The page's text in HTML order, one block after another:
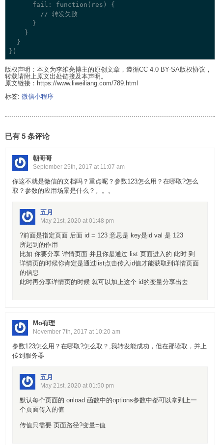
      fail: function(res) {
        // 转发失败
      }
    }
  }
版权声明：本文为李维亮博主的原创文章，遵循CC 4.0 BY-SA版权协议，
转载请附上原文出处链接及本声明。
原文链接：https://www.liweiliang.com/789.html
标签: 微信小程序
已有 5 条评论
朝哥哥
September 25th, 2017 at 11:07 am
你这不就是微信的文档吗？重点呢？参数123怎么用？在哪取?怎么
取？参数的应用场景是什么？。。。
五月
May 21st, 2020 at 01:48 pm
?前面是指定页面 后面 id = 123 意思是 key是id val 是 123
所起到的作用
比如 你要分享 详情页面 并且你是通过 list 页面进入的 此时 到
详情页的时候你肯定是通过list点击传入id值才能获取到详情页面
的信息
此时再分享详情页的时候 就可以加上这个 id的变量分享出去
Mo有理
November 7th, 2017 at 10:20 am
参数123怎么用？在哪取?怎么取？,我转发能成功，但在那读取，并上
传到服务器
五月
May 21st, 2020 at 01:50 pm
默认每个页面的 onload 函数中的options参数中都可以拿到上一
个页面传入的值
传值只需要 页面路径?变量=值